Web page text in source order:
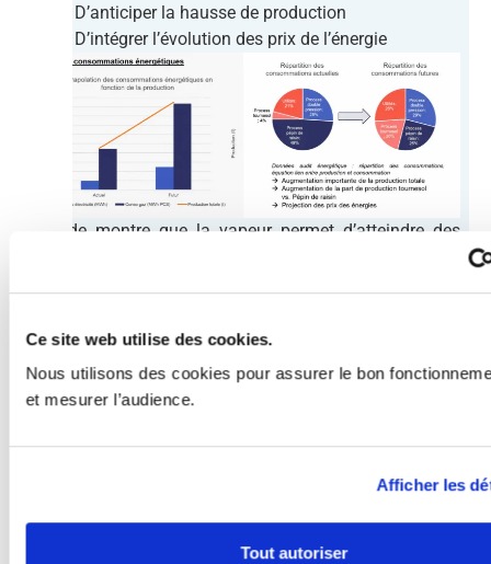
Ce site web utilise des cookies.
Nous utilisons des cookies pour assurer le bon
et mesurer l’audience.
Afficher les
Tout autoriser
D’anticiper la hausse de production
D’intégrer l’évolution des prix de l’énergie
L’étude montre que la vapeur permet d’atteindre des
potentiellement électrifiables : macérateur et UMT.
L’étude souligne également un frein économique
à celui de l’électricité.